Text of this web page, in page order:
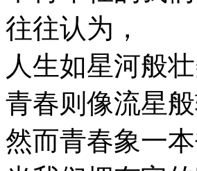
往往认为，
人生如星河般壮
青春则像流星
然而青春象一本